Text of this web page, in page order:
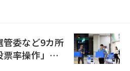
委など9カ所
率操作」の